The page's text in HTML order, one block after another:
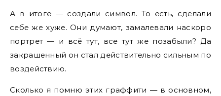
А в итоге — создали символ. То есть, сделали
себе же хуже. Они думают, замалевали наскоро
портрет — и всё тут, все тут же позабыли? Да
закрашенный он стал действительно сильным по
воздействию.
Сколько я помню этих граффити — в основном,